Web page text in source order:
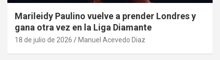
Marileidy Paulino vuelve a prender Londres y
gana otra vez en la Liga Diamante
18 de julio de 2026 Manuel Acevedo Diaz